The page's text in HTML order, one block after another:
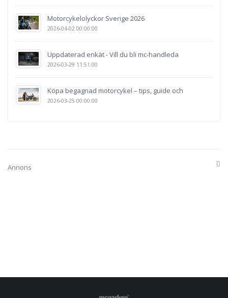
Motorcykelolyckor Sverige 2026
2026-04-02 00:00:00
Uppdaterad enkät - Vill du bli mc-handleda
2026-03-29 11:51:00
Köpa begagnad motorcykel – tips, guide och
2026-03-25 00:00:00
Annons